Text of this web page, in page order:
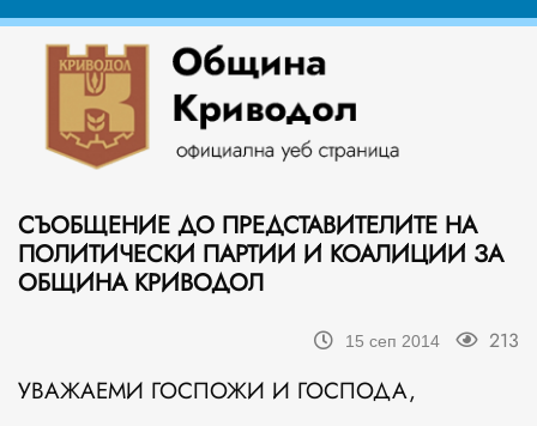
СЪОБЩЕНИЕ ДО ПРЕДСТАВИТЕЛИТЕ НА
ПОЛИТИЧЕСКИ ПАРТИИ И КОАЛИЦИИ ЗА
ОБЩИНА КРИВОДОЛ
15 сеп 2014 213
УВАЖАЕМИ ГОСПОЖИ И ГОСПОДА,